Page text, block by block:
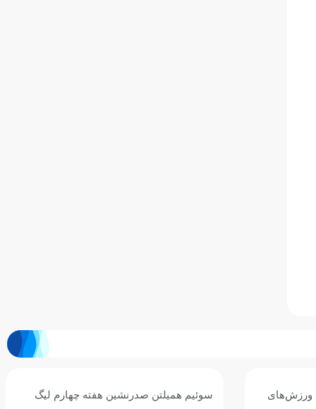
ورزش‌های
سوئیم همیلتن صدرنشین هفته چهارم لیگ